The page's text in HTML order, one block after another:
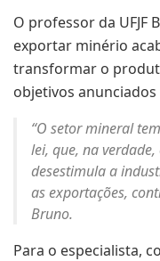
O professor da UFJF
exportar minério
transformar o
objetivos anunciados
“O setor mineral
lei, que, na
desestimula a
as exportações,
Bruno.
Para o especialista,